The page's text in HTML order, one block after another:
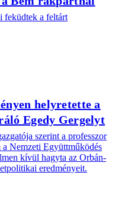
feküdtek a feltárt
helyretette a
Egedy Gergelyt
szerint a professzor
Nemzeti Együttműködés
kívül hagyta az Orbán-
eredményeit.